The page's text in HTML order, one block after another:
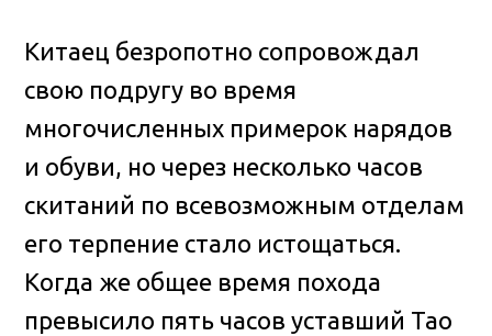
Китаец безропотно сопровождал
свою подругу во время
многочисленных примерок нарядов
и обуви, но через несколько часов
скитаний по всевозможным отделам
его терпение стало истощаться.
Когда же общее время похода
превысило пять часов уставший Тао